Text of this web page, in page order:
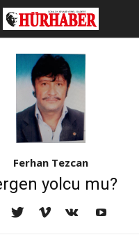
Ferhan Tezcan
yolcu mu?